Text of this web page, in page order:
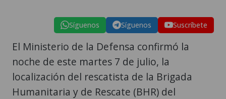
Síguenos Síguenos Suscríbete
El Ministerio de la Defensa confirmó la
noche de este martes 7 de julio, la
localización del rescatista de la Brigada
Humanitaria y de Rescate (BHR) del